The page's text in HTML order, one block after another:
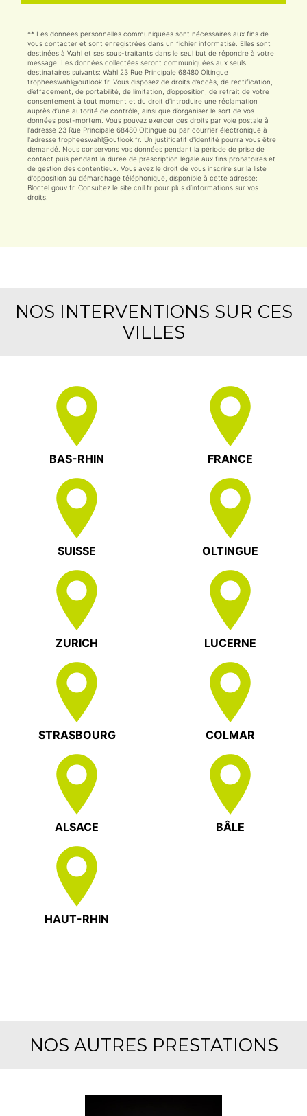
** Les données personnelles communiquées sont nécessaires aux fins de
vous contacter et sont enregistrées dans un fichier informatisé. Elles sont
destinées à Wahl et ses sous-traitants dans le seul but de répondre à votre
message. Les données collectées seront communiquées aux seuls
destinataires suivants: Wahl 23 Rue Principale 68480 Oltingue
tropheeswahl@outlook.fr. Vous disposez de droits d’accès, de rectification,
d’effacement, de portabilité, de limitation, d’opposition, de retrait de votre
consentement à tout moment et du droit d’introduire une réclamation
auprès d’une autorité de contrôle, ainsi que d’organiser le sort de vos
données post-mortem. Vous pouvez exercer ces droits par voie postale à
l'adresse 23 Rue Principale 68480 Oltingue ou par courrier électronique à
l'adresse tropheeswahl@outlook.fr. Un justificatif d'identité pourra vous être
demandé. Nous conservons vos données pendant la période de prise de
contact puis pendant la durée de prescription légale aux fins probatoires et
de gestion des contentieux. Vous avez le droit de vous inscrire sur la liste
d'opposition au démarchage téléphonique, disponible à cette adresse:
Bloctel.gouv.fr. Consultez le site cnil.fr pour plus d’informations sur vos
droits.
NOS INTERVENTIONS SUR CES
VILLES
BAS-RHIN FRANCE
SUISSE OLTINGUE
ZURICH LUCERNE
STRASBOURG COLMAR
ALSACE BÂLE
HAUT-RHIN
NOS AUTRES PRESTATIONS